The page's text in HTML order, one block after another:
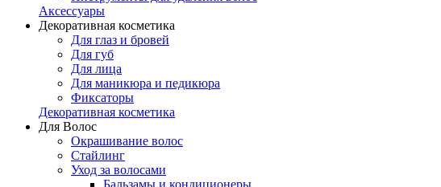
Аксессуары
Декоративная косметика
Для глаз и бровей
Для губ
Для лица
Для маникюра и педикюра
Фиксаторы
Декоративная косметика
Для Волос
Окрашивание волос
Стайлинг
Уход за волосами
Бальзамы и кондиционеры